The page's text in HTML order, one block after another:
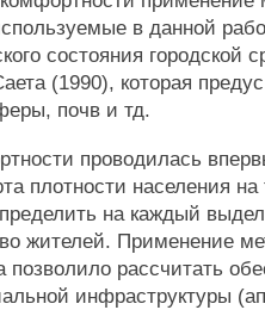
в данной
состояния городской
(1990), которая
почв и тд.
проводилась
плотности населения на
на каждый
жителей. Применение
позволило рассчитать
инфраструктуры